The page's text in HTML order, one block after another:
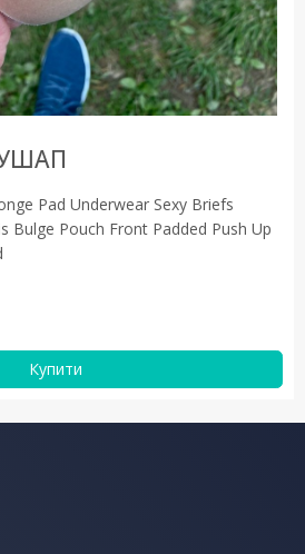
Pad Underwear Sexy Briefs
Bulge Pouch Front Padded Push Up
Купити